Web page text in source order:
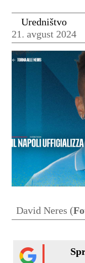
Uredništvo
21. avgust 2024
David Neres (